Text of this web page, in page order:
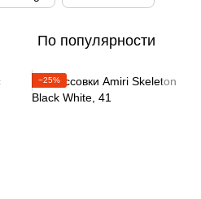
По популярности
−25%